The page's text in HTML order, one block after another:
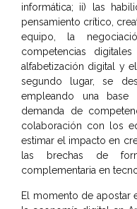
informática; ii) las
pensamiento crítico,
equipo, la
competencias
alfabetización digital y
segundo lugar, se
empleando una
demanda de
colaboración con los
estimar el impacto en
las brechas de
complementaria en
El momento de apostar